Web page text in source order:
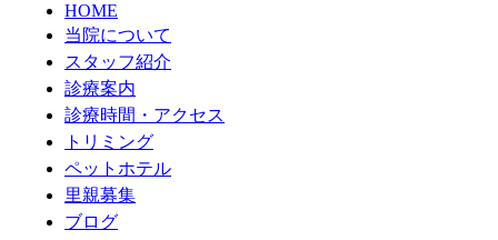
HOME
当院について
スタッフ紹介
診療案内
診療時間・アクセス
トリミング
ペットホテル
里親募集
ブログ